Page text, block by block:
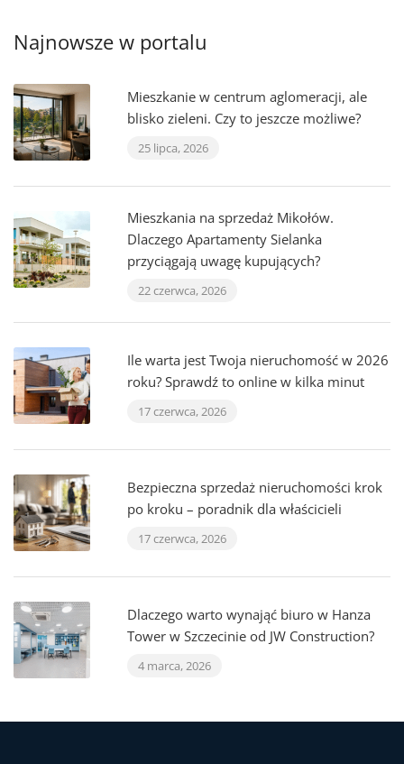
Najnowsze w portalu
Mieszkanie w centrum aglomeracji, ale
blisko zieleni. Czy to jeszcze możliwe?
25 lipca, 2026
Mieszkania na sprzedaż Mikołów.
Dlaczego Apartamenty Sielanka
przyciągają uwagę kupujących?
22 czerwca, 2026
Ile warta jest Twoja nieruchomość w 2026
roku? Sprawdź to online w kilka minut
17 czerwca, 2026
Bezpieczna sprzedaż nieruchomości krok
po kroku – poradnik dla właścicieli
17 czerwca, 2026
Dlaczego warto wynająć biuro w Hanza
Tower w Szczecinie od JW Construction?
4 marca, 2026